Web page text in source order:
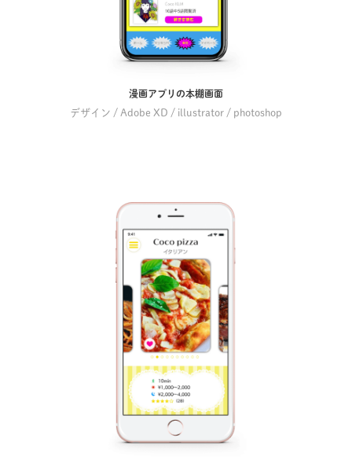
漫画アプリの本棚画面
デザイン / Adobe XD / illustrator / photoshop